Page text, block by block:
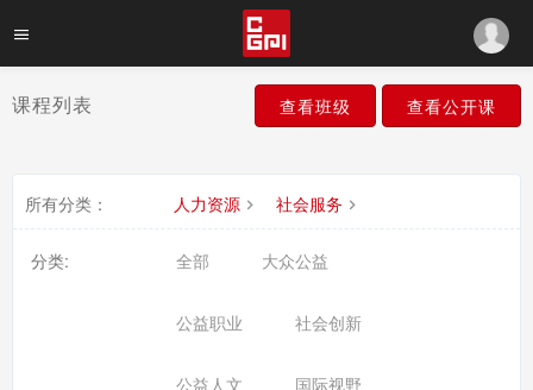
课程列表 查看班级 查看公开课
所有分类： 人力资源 社会服务
分类: 全部 大众公益
公益职业 社会创新
公益人文 国际视野